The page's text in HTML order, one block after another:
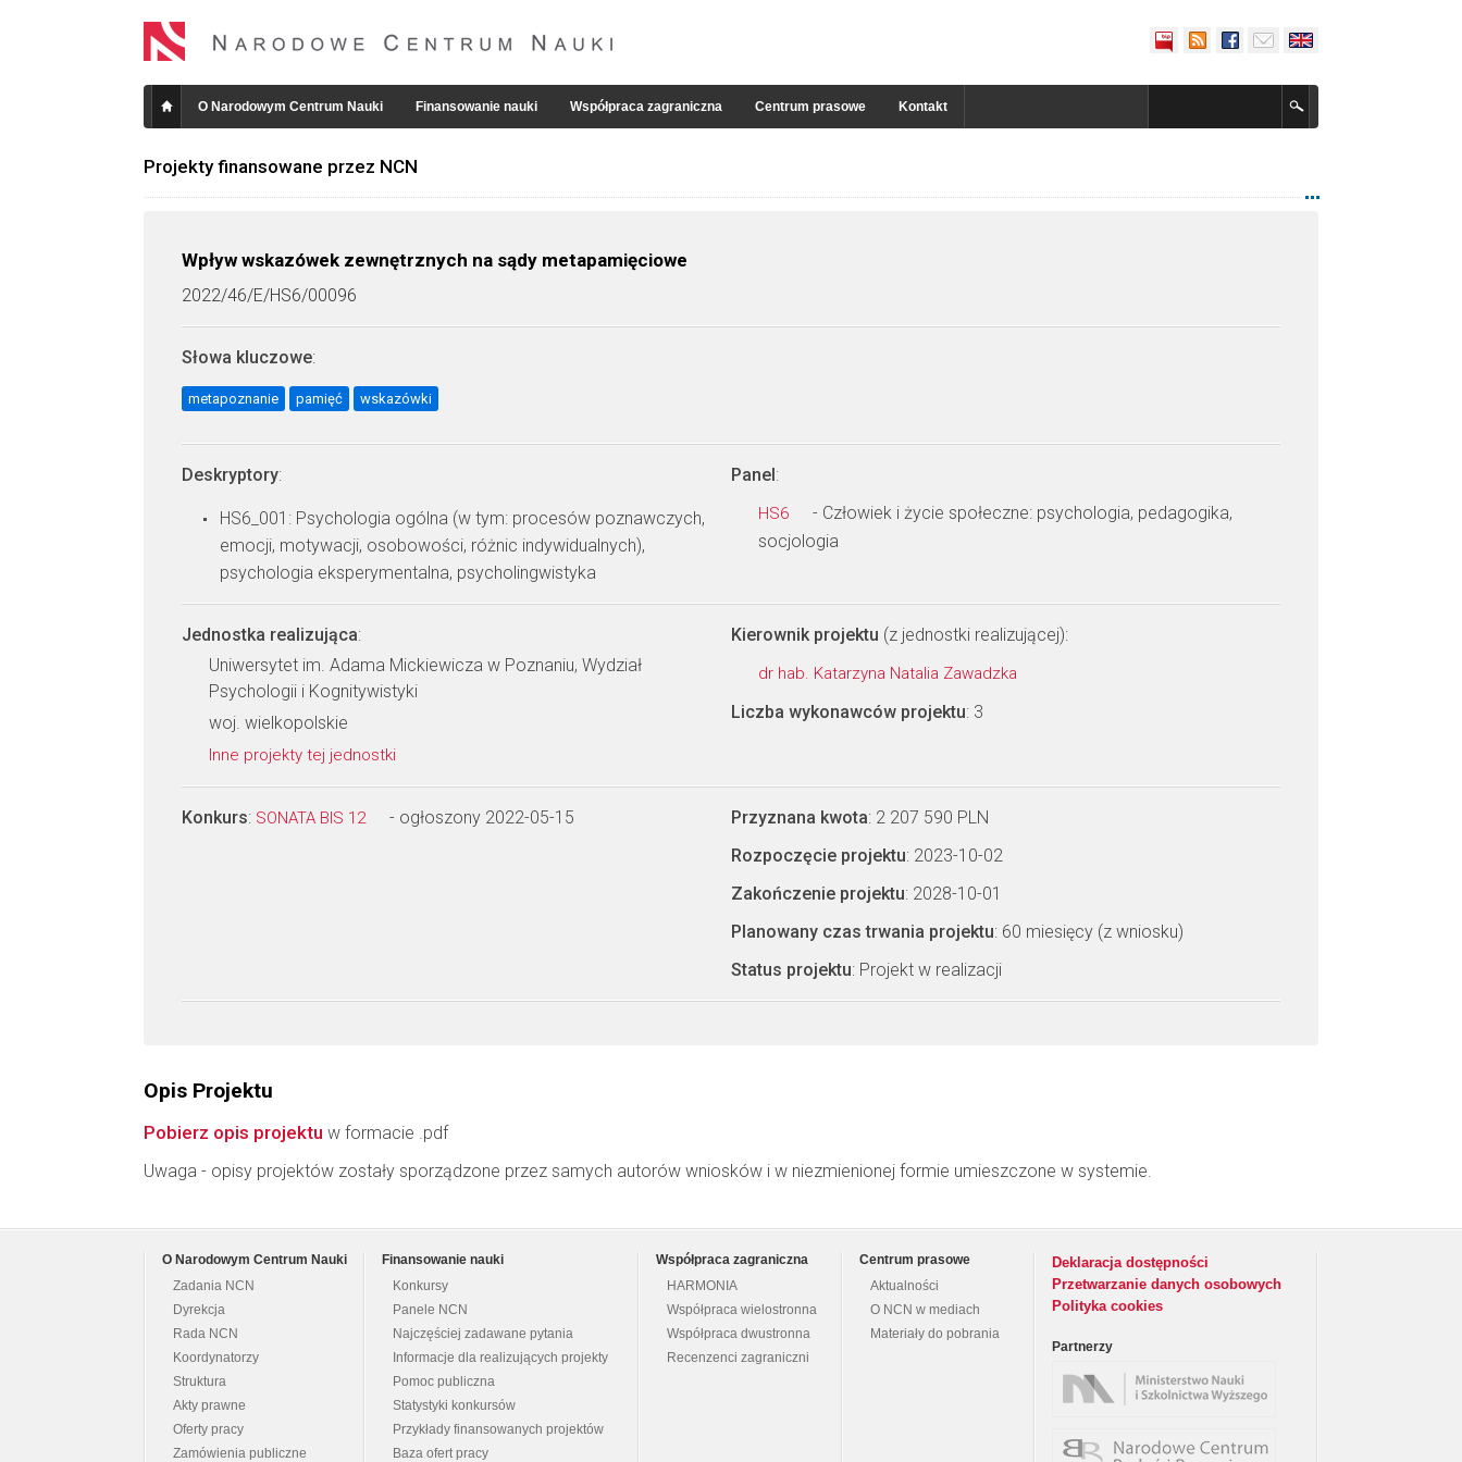
O Narodowym Centrum Nauki Finansowanie nauki Współpraca zagraniczna Centrum prasowe Kontakt
Projekty finansowane przez NCN
Wpływ wskazówek zewnętrznych na sądy metapamięciowe
2022/46/E/HS6/00096
Słowa kluczowe:
metapoznanie pamięć wskazówki
Deskryptory:
HS6_001: Psychologia ogólna (w tym: procesów poznawczych,
emocji, motywacji, osobowości, różnic indywidualnych),
psychologia eksperymentalna, psycholingwistyka
Panel:
HS6
- Człowiek i życie społeczne: psychologia, pedagogika,
socjologia
Jednostka realizująca:
Uniwersytet im. Adama Mickiewicza w Poznaniu, Wydział
Psychologii i Kognitywistyki
woj. wielkopolskie
Inne projekty tej jednostki
Kierownik projektu (z jednostki realizującej):
dr hab. Katarzyna Natalia Zawadzka
Liczba wykonawców projektu: 3
Konkurs: SONATA BIS 12 - ogłoszony 2022-05-15 Przyznana kwota: 2 207 590 PLN
Rozpoczęcie projektu: 2023-10-02
Zakończenie projektu: 2028-10-01
Planowany czas trwania projektu: 60 miesięcy (z wniosku)
Status projektu: Projekt w realizacji
Opis Projektu
Pobierz opis projektu w formacie .pdf
Uwaga - opisy projektów zostały sporządzone przez samych autorów wniosków i w niezmienionej formie umieszczone w systemie.
O Narodowym Centrum Nauki
Zadania NCN
Dyrekcja
Rada NCN
Koordynatorzy
Struktura
Akty prawne
Oferty pracy
Zamówienia publiczne
Finansowanie nauki
Konkursy
Panele NCN
Najczęściej zadawane pytania
Informacje dla realizujących projekty
Pomoc publiczna
Statystyki konkursów
Przykłady finansowanych projektów
Baza ofert pracy
Współpraca zagraniczna
HARMONIA
Współpraca wielostronna
Współpraca dwustronna
Recenzenci zagraniczni
Centrum prasowe
Aktualności
O NCN w mediach
Materiały do pobrania
Deklaracja dostępności
Przetwarzanie danych osobowych
Polityka cookies
Partnerzy